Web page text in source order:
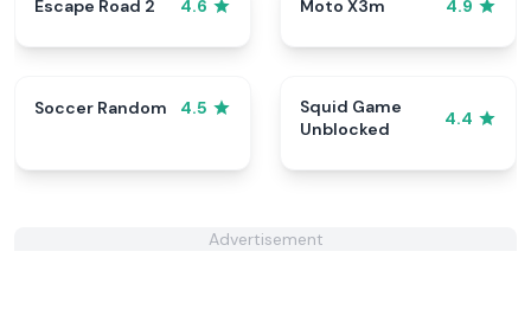
Escape Road 2 4.6 Moto X3m 4.9
Soccer Random 4.5
Squid Game
Unblocked
4.4
Advertisement